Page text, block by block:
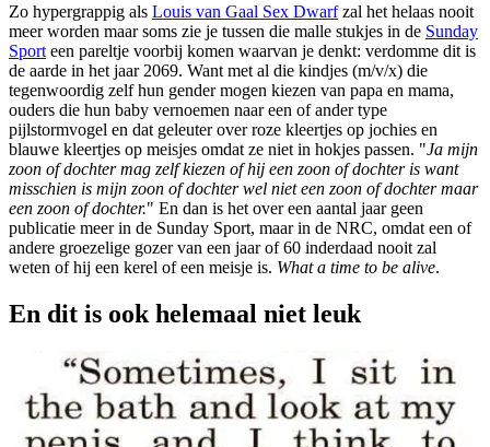
Zo hypergrappig als Louis van Gaal Sex Dwarfzal het helaas nooit
meer worden maar soms zie je tussen die malle stukjes in de Sunday
Sport een pareltje voorbij komen waarvan je denkt: verdomme dit is
de aarde in het jaar 2069. Want met al die kindjes (m/v/x) die
tegenwoordig zelf hun gender mogen kiezen van papa en mama,
ouders die hun baby vernoemen naar een of ander type
pijlstormvogel en dat geleuter over roze kleertjes op jochies en
blauwe kleertjes op meisjes omdat ze niet in hokjes passen. "Ja mijn
zoon of dochter mag zelf kiezen of hij een zoon of dochter is want
misschien is mijn zoon of dochter wel niet een zoon of dochter maar
een zoon of dochter." En dan is het over een aantal jaar geen
publicatie meer in de Sunday Sport, maar in de NRC, omdat een of
andere groezelige gozer van een jaar of 60 inderdaad nooit zal
weten of hij een kerel of een meisje is. What a time to be alive.
En dit is ook helemaal niet leuk